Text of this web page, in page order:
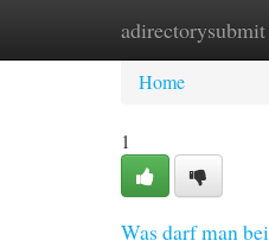
adirectorysubmit
Home
Home
1
Was darf man